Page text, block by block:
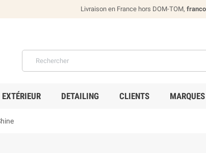
Livraison en France hors DOM-TOM, franco
EXTÉRIEUR DETAILING CLIENTS MARQUES